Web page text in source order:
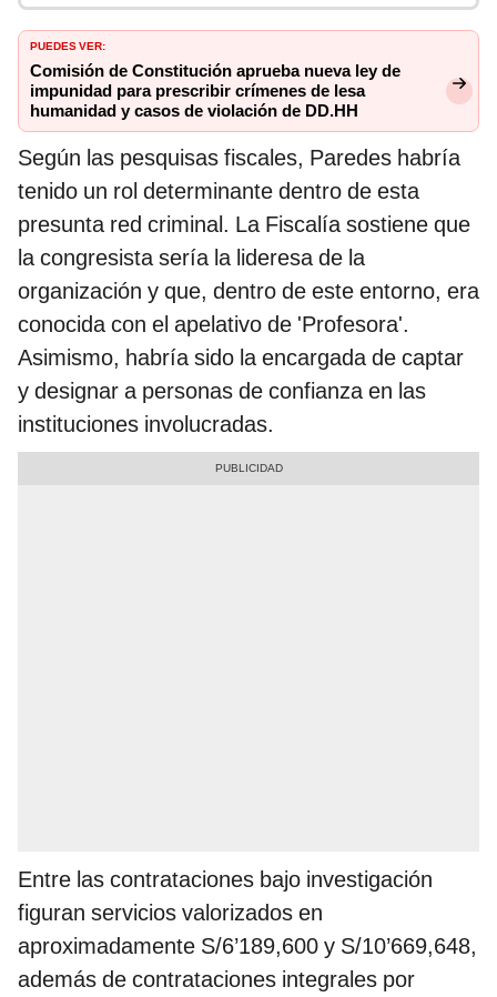
PUEDES VER:
Comisión de Constitución aprueba nueva ley de
impunidad para prescribir crímenes de lesa
humanidad y casos de violación de DD.HH
Según las pesquisas fiscales, Paredes habría
tenido un rol determinante dentro de esta
presunta red criminal. La Fiscalía sostiene que
la congresista sería la lideresa de la
organización y que, dentro de este entorno, era
conocida con el apelativo de 'Profesora'.
Asimismo, habría sido la encargada de captar
y designar a personas de confianza en las
instituciones involucradas.
Entre las contrataciones bajo investigación
figuran servicios valorizados en
aproximadamente S/6’189,600 y S/10’669,648,
además de contrataciones integrales por